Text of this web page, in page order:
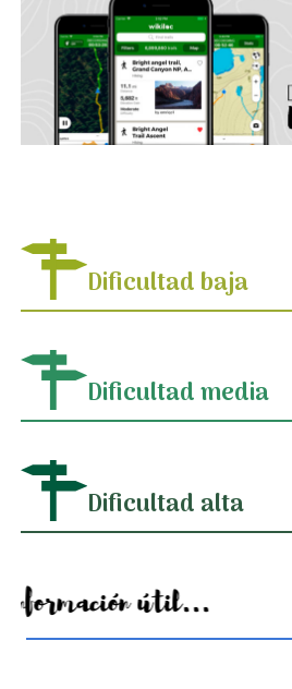
Dificultad baja
Dificultad media
Dificultad alta
Información útil...